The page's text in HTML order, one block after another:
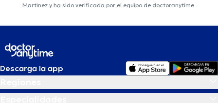
Martinez y ha sido verificada por el equipo de doctoranytime.
Descarga la app